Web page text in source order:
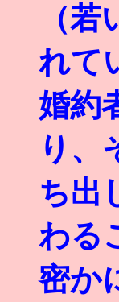
（
れて
婚約
り、
ち出
わる
密か